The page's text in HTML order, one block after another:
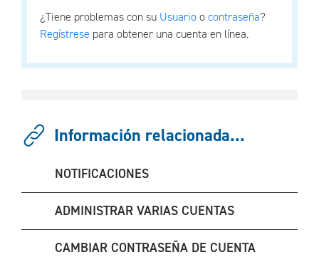
¿Tiene problemas con su Usuarioocontraseña?
Regístrese para obtener una cuenta en línea.
Información relacionada...
NOTIFICACIONES
ADMINISTRAR VARIAS CUENTAS
CAMBIAR CONTRASEÑA DE CUENTA